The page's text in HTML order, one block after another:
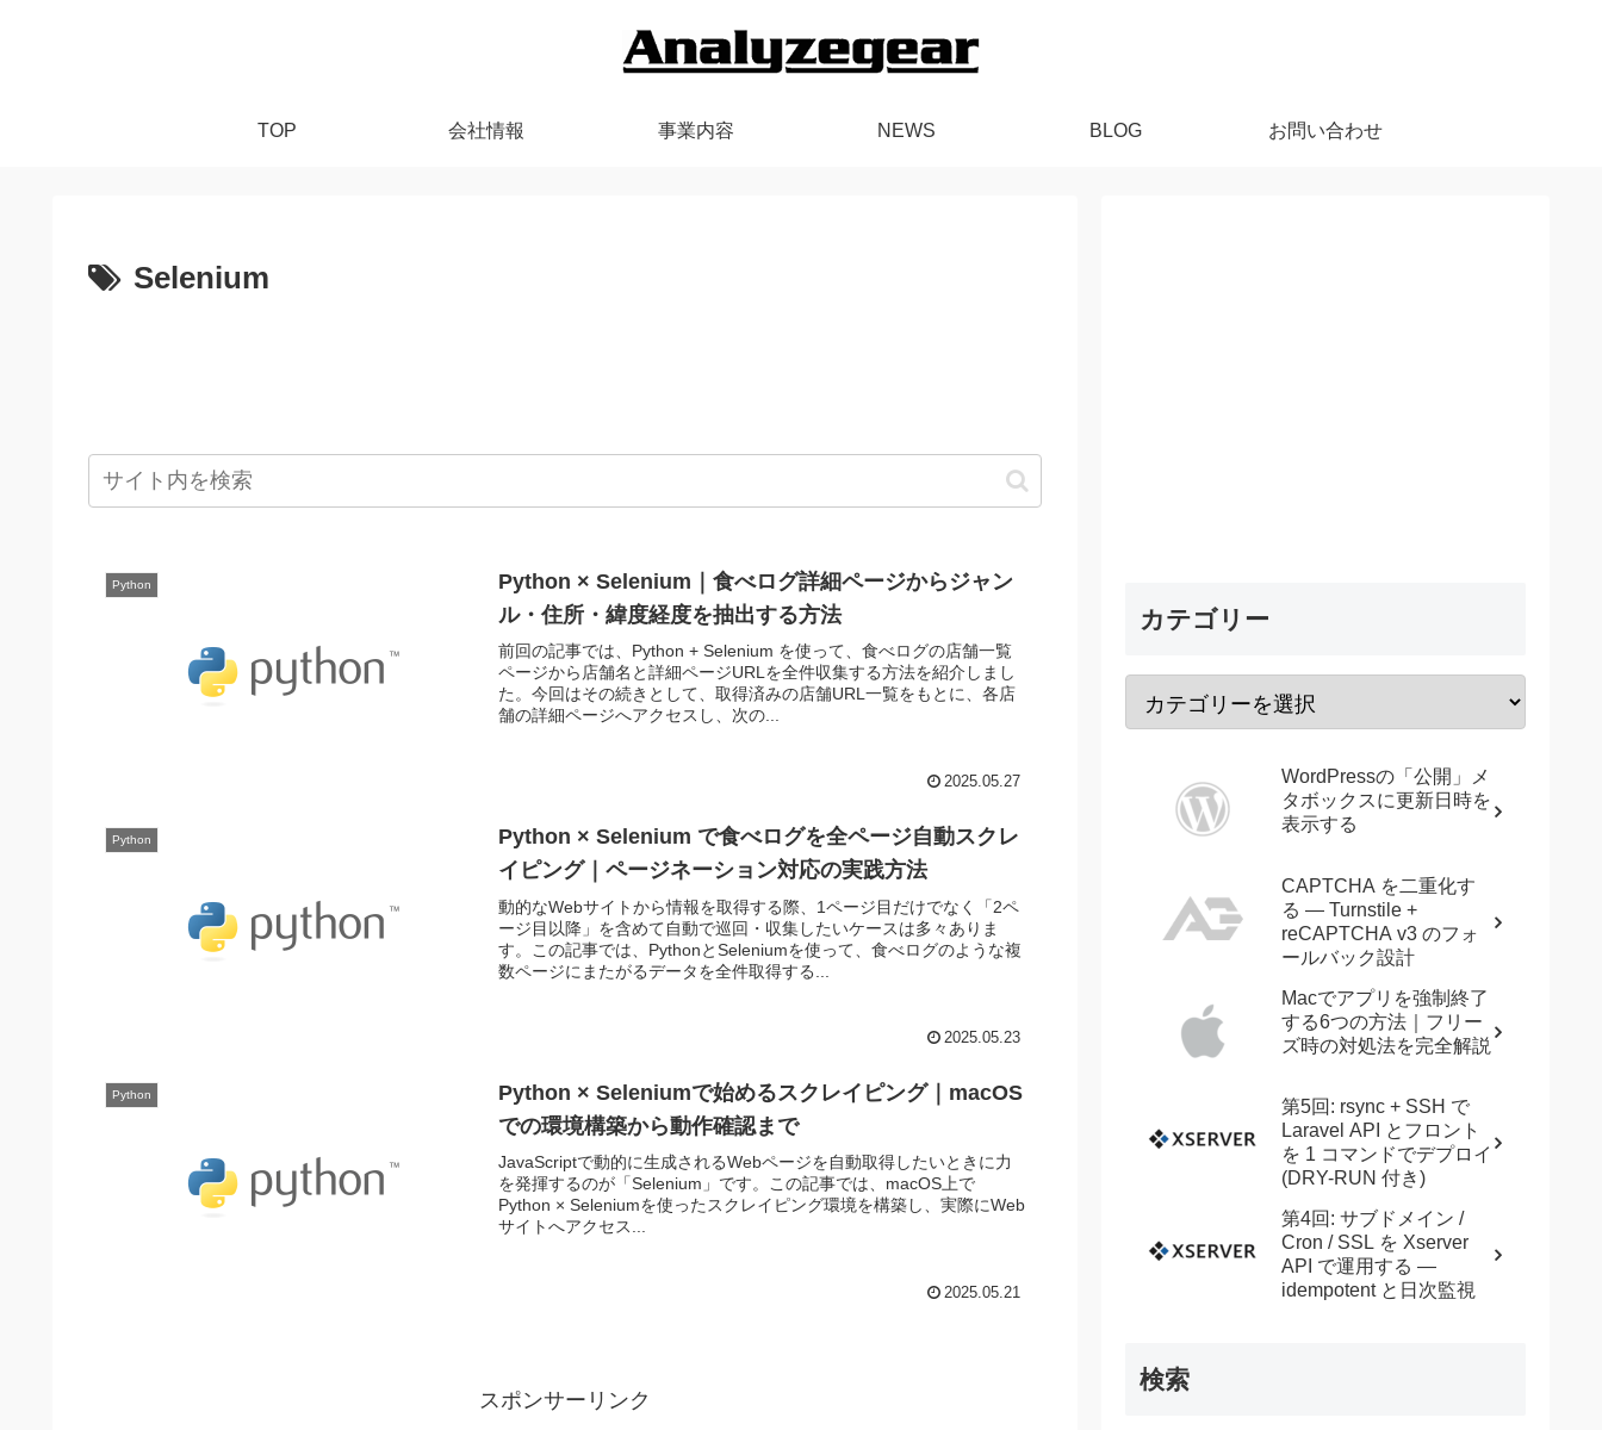
TOP 会社情報 事業内容 NEWS BLOG お問い合わせ
Selenium
Python
Python × Selenium｜食べログ詳細ページからジャン
ル・住所・緯度経度を抽出する方法
前回の記事では、Python + Selenium を使って、食べログの店舗一覧
ページから店舗名と詳細ページURLを全件収集する方法を紹介しまし
た。今回はその続きとして、取得済みの店舗URL一覧をもとに、各店
舗の詳細ページへアクセスし、次の...
2025.05.27
Python
Python × Selenium で食べログを全ページ自動スクレ
イピング｜ページネーション対応の実践方法
動的なWebサイトから情報を取得する際、1ページ目だけでなく「2ペ
ージ目以降」を含めて自動で巡回・収集したいケースは多々ありま
す。この記事では、PythonとSeleniumを使って、食べログのような複
数ページにまたがるデータを全件取得する...
2025.05.23
Python
Python × Seleniumで始めるスクレイピング｜macOS
での環境構築から動作確認まで
JavaScriptで動的に生成されるWebページを自動取得したいときに力
を発揮するのが「Selenium」です。この記事では、macOS上で
Python × Seleniumを使ったスクレイピング環境を構築し、実際にWeb
サイトへアクセス...
2025.05.21
スポンサーリンク
カテゴリー
WordPressの「公開」メ
タボックスに更新日時を
表示する
CAPTCHA を二重化す
る — Turnstile +
reCAPTCHA v3 のフォ
ールバック設計
Macでアプリを強制終了
する6つの方法｜フリー
ズ時の対処法を完全解説
第5回: rsync + SSH で
Laravel API とフロント
を 1 コマンドでデプロイ
(DRY-RUN 付き)
第4回: サブドメイン /
Cron / SSL を Xserver
API で運用する —
idempotent と日次監視
検索